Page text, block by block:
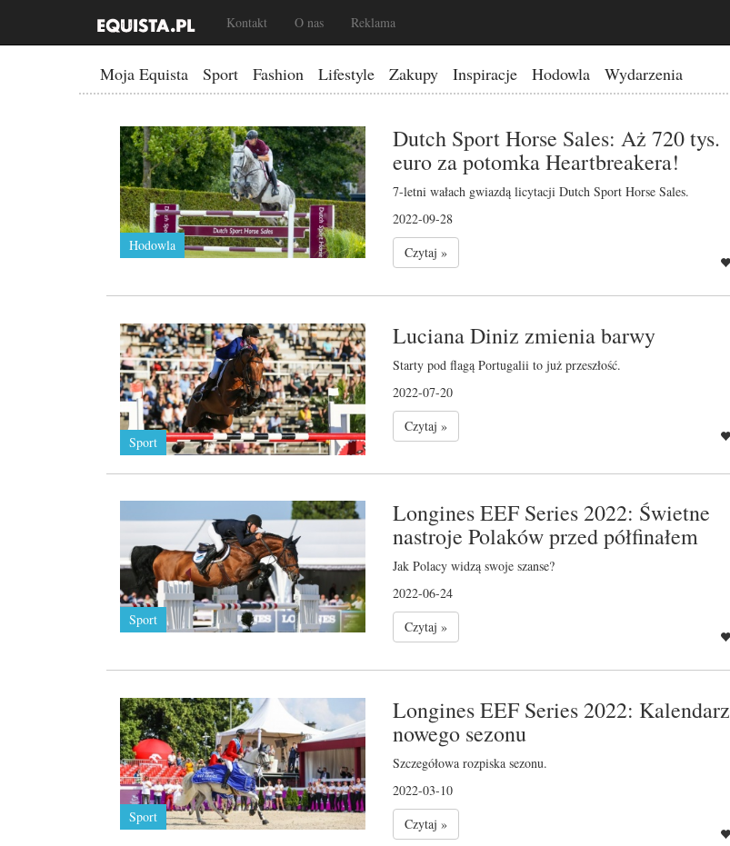
Kontakt O nas Reklama
Moja Equista Sport Fashion Lifestyle Zakupy Inspiracje Hodowla Wydarzenia
Hodowla
Dutch Sport Horse Sales: Aż 720 tys.
euro za potomka Heartbreakera!
7-letni wałach gwiazdą licytacji Dutch Sport Horse Sales.
2022-09-28
Czytaj »
Sport
Luciana Diniz zmienia barwy
Starty pod flagą Portugalii to już przeszłość.
2022-07-20
Czytaj »
Sport
Longines EEF Series 2022: Świetne
nastroje Polaków przed półfinałem
Jak Polacy widzą swoje szanse?
2022-06-24
Czytaj »
Sport
Longines EEF Series 2022: Kalendarz
nowego sezonu
Szczegółowa rozpiska sezonu.
2022-03-10
Czytaj »